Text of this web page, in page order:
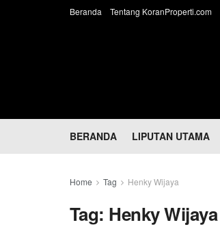
Beranda Tentang KoranProperti.com
BERANDA LIPUTAN UTAMA
Home Tag Henky Wijaya
Tag: Henky Wijaya